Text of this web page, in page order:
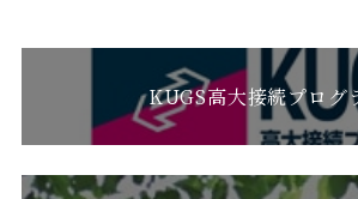
KUGS高大接続プログ